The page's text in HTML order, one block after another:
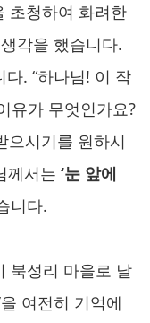
초청하여 화려한
각을 했습니다.
. “하나님! 이 작
유가 무엇인가요?
으시기를 원하시
께서는 ‘눈 앞에
니다.
북성리 마을로 날
여전히 기억에